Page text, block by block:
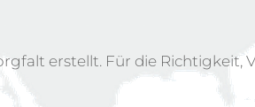
erstellt. Für die